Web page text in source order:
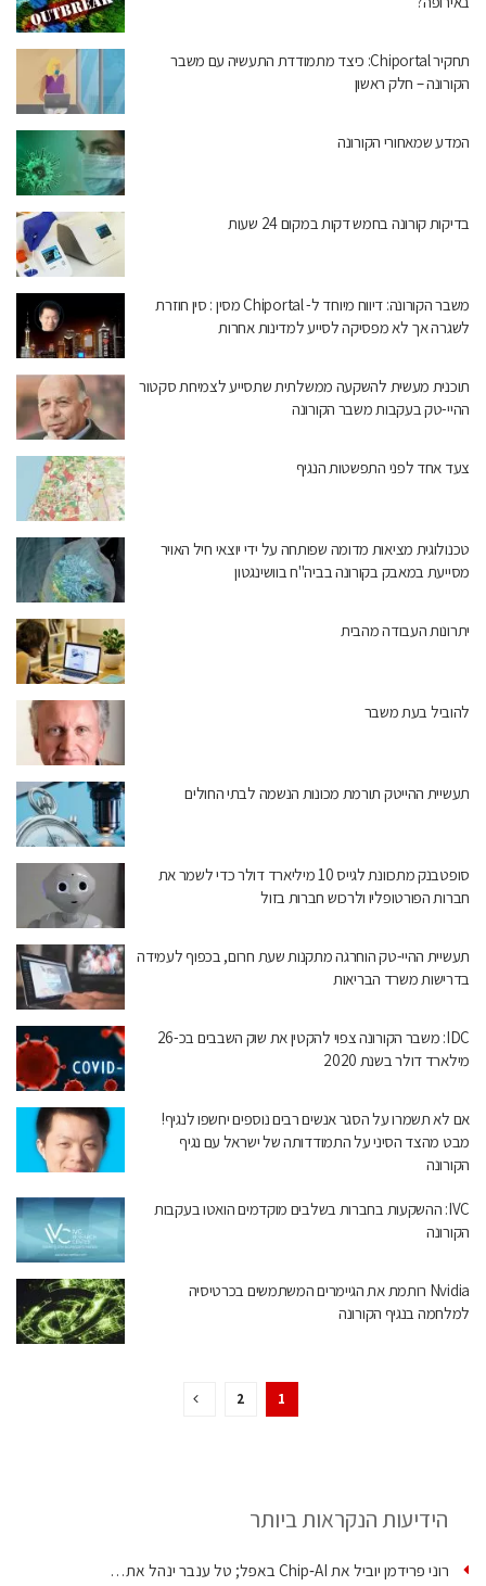
תחקיר Chiportal: כיצד מתמודדת התעשיה עם משבר
הקורונה – חלק ראשון
המדע שמאחורי הקורונה
בדיקות קורונה בחמש דקות במקום 24 שעות
משבר הקורונה: דיווח מיוחד ל- Chiportal מסין : סין חוזרת
לשגרה אך לא מפסיקה לסייע למדינות אחרות
תוכנית מעשית להשקעה ממשלתית שתסייע לצמיחת סקטור
ההיי-טק בעקבות משבר הקורונה
צעד אחד לפני התפשטות הנגיף
טכנולוגית מציאות מדומה שפותחה על ידי יוצאי חיל האויר
מסייעת במאבק בקורונה בביה"ח בוושינגטון
יתרונות העבודה מהבית
להוביל בעת משבר
תעשיית ההייטק תורמת מכונות הנשמה לבתי החולים
סופטבנק מתכוונת לגייס 10 מיליארד דולר כדי לשמר את
חברות הפורטופליו ולרכוש חברות בזול
תעשיית ההיי-טק הוחרגה מתקנות שעת חרום, בכפוף לעמידה
בדרישות משרד הבריאות
IDC: משבר הקורונה צפוי להקטין את שוק השבבים בכ-26
מילארד דולר בשנת 2020
אם לא תשמרו על הסגר אנשים רבים נוספים יחשפו לנגיף!
מבט מהצד הסיני על התמודדותה של ישראל עם נגיף
הקורונה
IVC: ההשקעות בחברות בשלבים מוקדמים הואטו בעקבות
הקורונה
Nvidia רותמת את הגיימרים המשתמשים בכרטיסיה
למלחמה בנגיף הקורונה
1
2
הידיעות הנקראות ביותר
רוני פרידמן יוביל את Chip‑AI באפל; טל ענבר ינהל את…